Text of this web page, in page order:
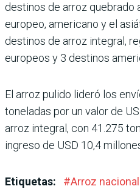
destinos de arroz quebrado
europeo, americano y el
destinos de arroz integral,
europeos y 3 destinos
El arroz pulido lideró los
toneladas por un valor de
arroz integral, con 41.275
ingreso de USD 10,4
Etiquetas: #Arroz nacional